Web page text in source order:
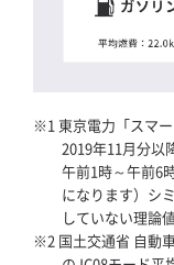
※1 東京電力「スマー
2019年11月分以
午前1時～午前6
になります）シ
していない理論
※2 国土交通省 自動